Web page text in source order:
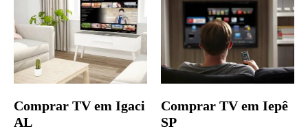
Comprar TV em Igaci
AL
Comprar TV em Iepê
SP